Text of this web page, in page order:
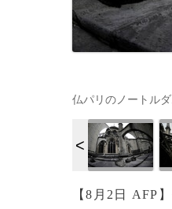
仏パリのノートル
【8月2日 AFP